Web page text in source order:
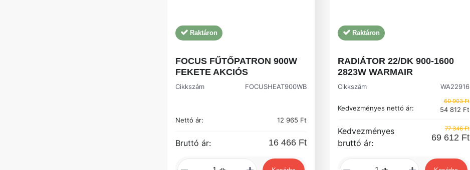
Raktáron
FOCUS FŰTŐPATRON 900W
FEKETE AKCIÓS
Cikkszám FOCUSHEAT900WB
Nettó ár: 12 965 Ft
Bruttó ár: 16 466 Ft
Raktáron
RADIÁTOR 22/DK 900-1600
2823W WARMAIR
Cikkszám WA22916
Kedvezményes nettó ár:
60 903 Ft
54 812 Ft
Kedvezményes
bruttó ár:
77 346 Ft
69 612 Ft